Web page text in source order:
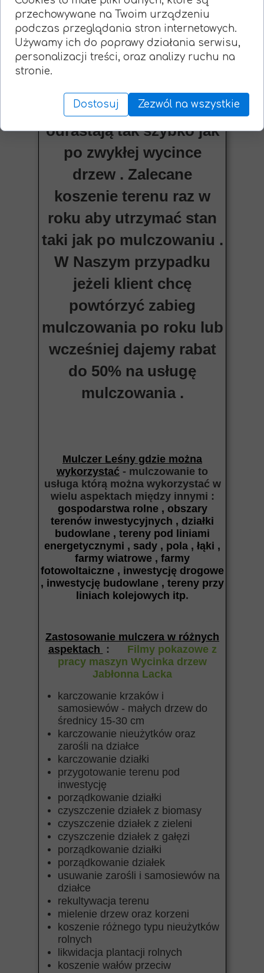
przypadku zakrzaczeń i
małych samosiewów nie
martwimy się o pieńki w
zmieszane z glebą i nie
odrastają tak szybko jak
po zwykłej wycince
drzew . Zalecane
koszenie terenu raz w
roku aby utrzymać stan
taki jak po mulczowaniu .
W Naszym przypadku
jeżeli klient chcę
powtórzyć zabieg
mulczowania po roku lub
wcześniej dajemy rabat
do 50% na usługę
mulczowania .
Mulczer Leśny gdzie można
wykorzystać - mulczowanie to
usługa którą można wykorzystać w
wielu aspektach międzyinnymi :
gospodarstwa rolne , obszary
terenów inwestycyjnych , działki
budowlane , tereny pod liniami
energetycznymi , sady , pola , łąki ,
farmy wiatrowe , farmy
fotowoltaiczne , inwestycję drogowe
, inwestycję budowlane , tereny przy
liniach kolejowych itp.
Zastosowanie mulczera w różnych
aspektach
:
Filmy pokazowe z
pracy maszyn Wycinka drzew
Jabłonna Lacka
karczowanie krzaków i
samosiewów - małych drzew do
średnicy 15-30 cm
karczowanie nieużytków oraz
zarośli na działce
karczowanie działki
przygotowanie terenu pod
inwestycję
porządkowanie działki
czyszczenie działek z biomasy
czyszczenie działek z zieleni
czyszczenie działek z gałęzi
porządkowanie działki
porządkowanie działek
usuwanie zarośli i samosiewów na
działce
rekultywacja terenu
mielenie drzew oraz korzeni
koszenie różnego typu nieużytków
rolnych
likwidacja plantacji rolnych
koszenie wałów przeciw
przechowywane na Twoim urządzeniu
podczas przeglądania stron internetowych.
Używamy ich do poprawy działania serwisu,
personalizacji treści, oraz analizy ruchu na
stronie.
Dostosuj Zezwól na wszystkie